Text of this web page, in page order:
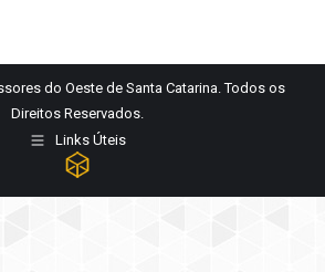
do Oeste de Santa Catarina. Todos os
Direitos Reservados.
Links Úteis